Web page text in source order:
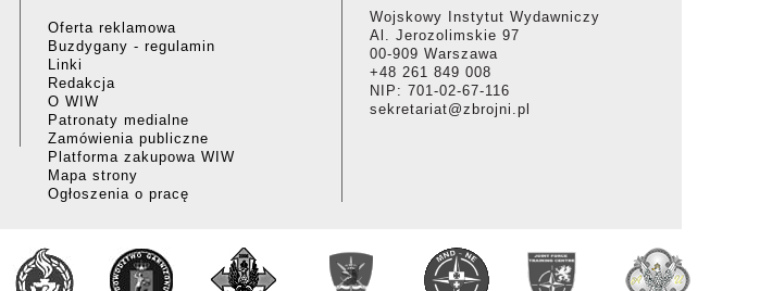
Oferta reklamowa
Buzdygany - regulamin
Linki
Redakcja
O WIW
Patronaty medialne
Zamówienia publiczne
Platforma zakupowa WIW
Mapa strony
Ogłoszenia o pracę
Wojskowy Instytut Wydawniczy
Al. Jerozolimskie 97
00-909 Warszawa
+48 261 849 008
NIP: 701-02-67-116
sekretariat@zbrojni.pl